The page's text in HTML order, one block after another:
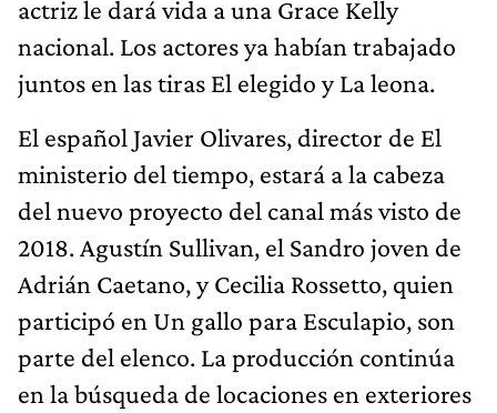
actriz le dará vida a una Grace Kelly
nacional. Los actores ya habían trabajado
juntos en las tiras El elegido y La leona.
El español Javier Olivares, director de El
ministerio del tiempo, estará a la cabeza
del nuevo proyecto del canal más visto de
2018. Agustín Sullivan, el Sandro joven de
Adrián Caetano, y Cecilia Rossetto, quien
participó en Un gallo para Esculapio, son
parte del elenco. La producción continúa
en la búsqueda de locaciones en exteriores